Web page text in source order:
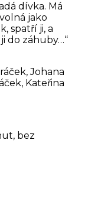
dívka. Má
jako
spatří ji, a
do záhuby…“
Johana
Kateřina
bez